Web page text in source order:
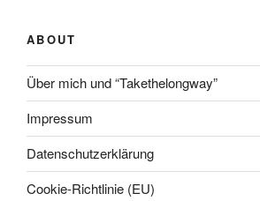
ABOUT
Über mich und “Takethelongway”
Impressum
Datenschutzerklärung
Cookie-Richtlinie (EU)